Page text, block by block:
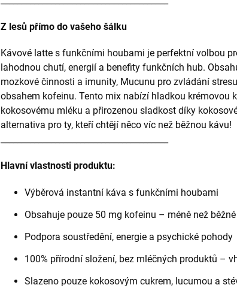
Z lesů přímo do vašeho šálku
Kávové latte s funkčními houbami je perfektní volbou
lahodnou chutí, energií a benefity funkčních hub.
mozkové činnosti a imunity, Mucunu pro zvládání
obsahem kofeinu. Tento mix nabízí hladkou krémovou
kokosovému mléku a přirozenou sladkost díky
alternativa pro ty, kteří chtějí něco víc než běžnou kávu!
Hlavní vlastnosti produktu:
Výběrová instantní káva s funkčními houbami
Obsahuje pouze 50 mg kofeinu – méně než
Podpora soustředění, energie a psychické pohody
100% přírodní složení, bez mléčných produktů –
Slazeno pouze kokosovým cukrem, lucumou a